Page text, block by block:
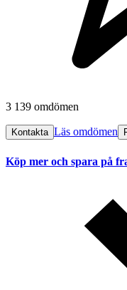
3 139 omdömen
Kontakta Läs omdömen
Köp mer och spara på